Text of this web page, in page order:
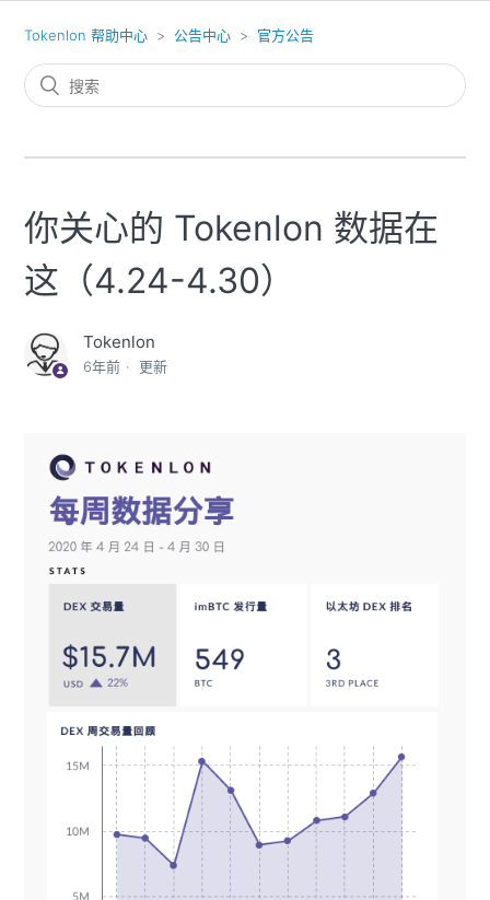
Tokenlon 帮助中心 公告中心 官方公告
你关心的 Tokenlon 数据在
这（4.24-4.30）
Tokenlon
6年前 更新